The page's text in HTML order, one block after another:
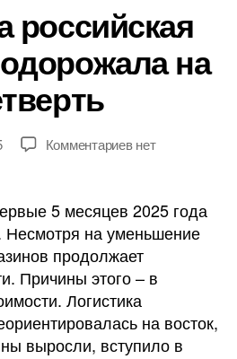
российская
на
Комментариевк
2
года
российская
одежда
подорожала
на
четверть
нет
5 месяцев 2025 года
Несмотря на уменьшение
продолжает
Причины этого – в
Логистика
на восток,
выросли, вступило в